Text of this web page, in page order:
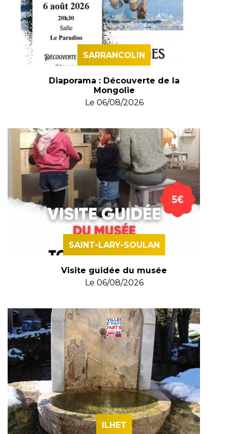
SARRANCOLIN
Diaporama : Découverte de la
Mongolie
Le 06/08/2026
SAINT-LARY-SOULAN
Visite guidée du musée
Le 06/08/2026
ILHET